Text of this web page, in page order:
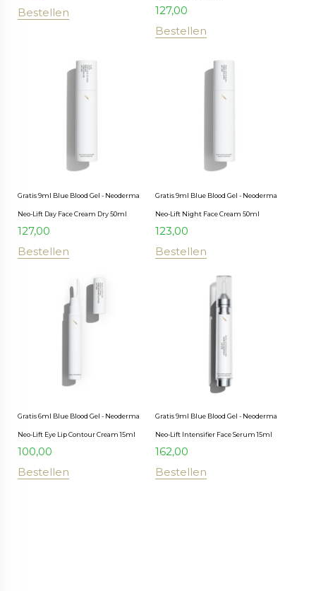
Bestellen
127,00
Bestellen
Gratis 9ml Blue Blood Gel - Neoderma
Neo-Lift Day Face Cream Dry 50ml
127,00
Bestellen
Gratis 9ml Blue Blood Gel - Neoderma
Neo-Lift Night Face Cream 50ml
123,00
Bestellen
Gratis 6ml Blue Blood Gel - Neoderma
Neo-Lift Eye Lip Contour Cream 15ml
100,00
Bestellen
Gratis 9ml Blue Blood Gel - Neoderma
Neo-Lift Intensifier Face Serum 15ml
162,00
Bestellen